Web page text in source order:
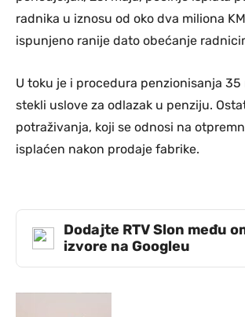
radnika u iznosu od oko dva miliona
ispunjeno ranije dato obećanje
U toku je i procedura penzionisanja 35
stekli uslove za odlazak u penziju.
potraživanja, koji se odnosi na
isplaćen nakon prodaje fabrike.
Dodajte RTV Slon među
izvore na Googleu